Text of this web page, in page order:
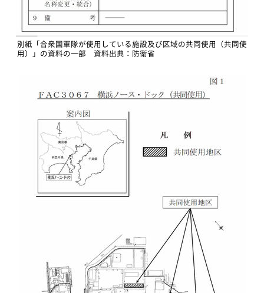
別紙「合衆国軍隊が使用している施設及び区域の共同使用（共同使
用）」の資料の一部 資料出典：防衛省